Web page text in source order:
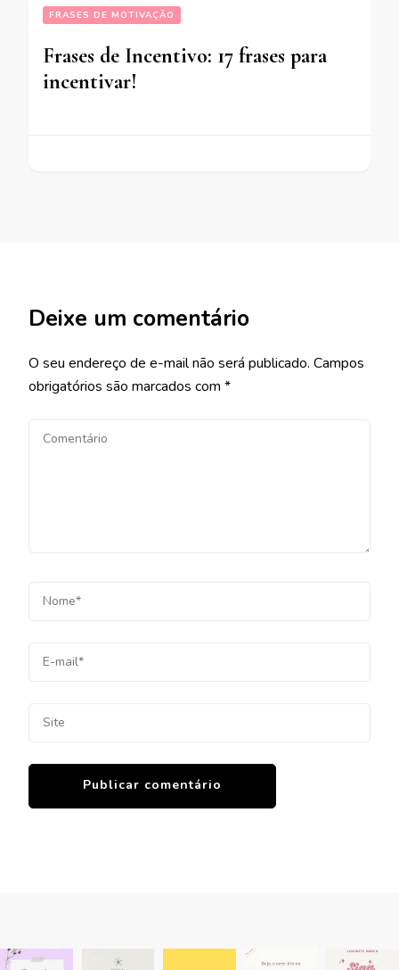
FRASES DE MOTIVAÇÃO
Frases de Incentivo: 17 frases para
incentivar!
Deixe um comentário
O seu endereço de e-mail não será publicado. Campos
obrigatórios são marcados com *